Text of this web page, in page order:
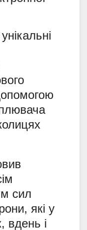
сил
які у
вдень і